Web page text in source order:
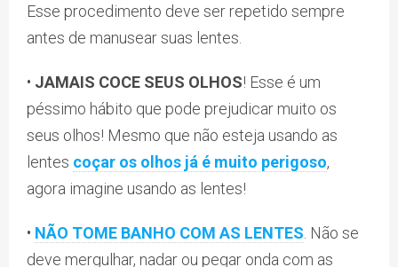
Esse procedimento deve ser repetido sempre
antes de manusear suas lentes.
• JAMAIS COCE SEUS OLHOS! Esse é um
péssimo hábito que pode prejudicar muito os
seus olhos! Mesmo que não esteja usando as
lentes coçar os olhos já é muito perigoso,
agora imagine usando as lentes!
• NÃO TOME BANHO COM AS LENTES . Não se
deve mergulhar, nadar ou pegar onda com as